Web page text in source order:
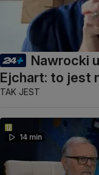
Nawrocki
Ejchart: to jest
TAK JEST
14 min